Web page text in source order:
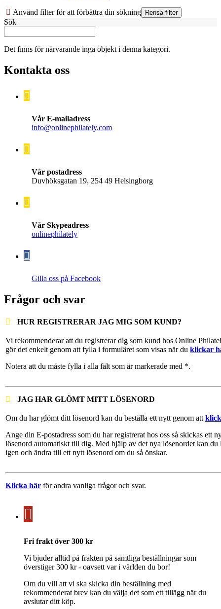
Använd filter för att förbättra din sökning
Sök
Det finns för närvarande inga objekt i denna kategori.
Kontakta oss
Vår E-mailadress
info@onlinephilately.com
Vår postadress
Duvhöksgatan 19, 254 49 Helsingborg
Vår Skypeadress
onlinephilately
Gilla oss på Facebook
Frågor och svar
HUR REGISTRERAR JAG MIG SOM KUND?
Vi rekommenderar att du registrerar dig som kund hos Online
gör det enkelt genom att fylla i formuläret som visas när du klickar
Notera att du måste fylla i alla fält som är markerade med *.
JAG HAR GLÖMT MITT LÖSENORD
Om du har glömt ditt lösenord kan du beställa ett nytt genom att
Ange din E-postadress som du har registrerat hos oss så skickas ett
lösenord automatiskt till dig. Med hjälp av det nya lösenordet kan du
igen och ändra till ett nytt lösenord om du så önskar.
Klicka här för andra vanliga frågor och svar.
Fri frakt över 300 kr
Vi bjuder alltid på frakten på samtliga beställningar som
överstiger 300 kr - oavsett var i världen du bor!
Om du vill att vi ska skicka din beställning med
rekommenderat brev kan du välja det som ett tillägg när du
avslutar ditt köp.